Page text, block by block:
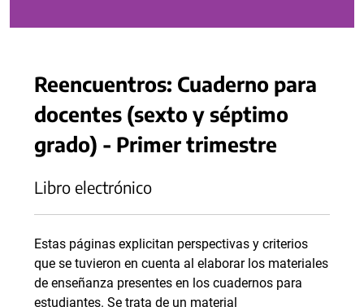
Reencuentros: Cuaderno para
docentes (sexto y séptimo
grado) - Primer trimestre
Libro electrónico
Estas páginas explicitan perspectivas y criterios
que se tuvieron en cuenta al elaborar los materiales
de enseñanza presentes en los cuadernos para
estudiantes. Se trata de un material